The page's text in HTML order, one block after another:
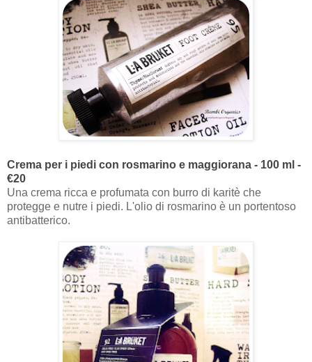
Crema per i piedi con rosmarino e maggiorana - 100 ml -
€20
Una crema ricca e profumata con burro di karitè che
protegge e nutre i piedi. L'olio di rosmarino è un portentoso
antibatterico.